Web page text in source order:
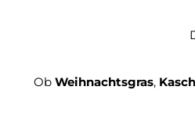
Ob Weihnachtsgras,